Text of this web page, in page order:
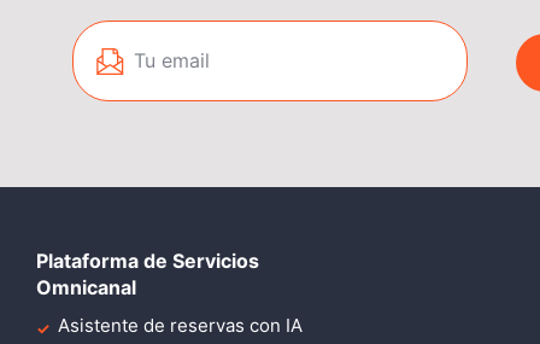
Plataforma de Servicios
Omnicanal
Asistente de reservas con IA